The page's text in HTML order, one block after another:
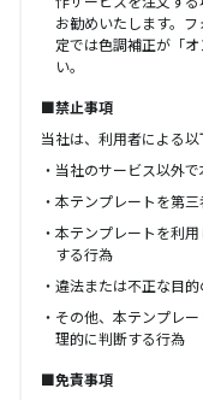
お勧めいたします。
定では色調補正が「
い。
■禁止事項
当社は、利用者による以
当社のサービス以外
本テンプレートを第
本テンプレートを利
する行為
違法または不正な目
その他、本テンプレ
理的に判断する行為
■免責事項